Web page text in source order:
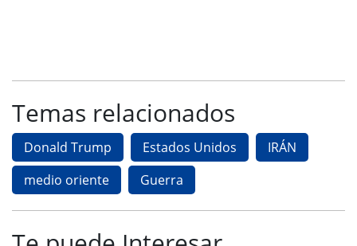
Temas relacionados
Donald Trump Estados Unidos
IRÁN
medio oriente
Guerra